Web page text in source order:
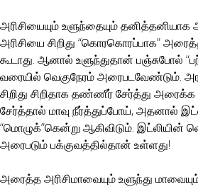
அரிசியையும் உளுந்தையும்
அரிசியை சிறிது “கொரகொரப்பாக”
கூடாது. ஆனால் உளுந்துதான் பஞ்சுபோல்
வரையில் வெகுநேரம் அரைபடவேண்டும்.
சிறிது சிறிதாக தண்ணீர் சேர்த்து
சேர்த்தால் மாவு நீர்த்துப்போய், அதனால்
“மொழுக்”கென்று ஆகிவிடும். இட்லியின்
அரைபடும் பக்குவத்தில்தான் உள்ளது!
அரைத்த அரிசிமாவையும் உளுந்து மாவையும்